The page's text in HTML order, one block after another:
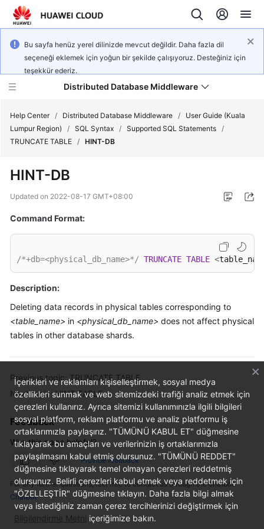
Bu sayfa henüz yerel dilinizde mevcut değildir. Daha fazla dil
seçeneği eklemek için yoğun bir şekilde çalışıyoruz. Desteğiniz için
teşekkür ederiz.
Distributed Database Middleware
Product
Service
Billing
Started
User
API
Reference
SDK
Reference
Best
Practices
Performance
White
Help Center / Distributed Database Middleware /
User Guide (Kuala
Lumpur Region)
/ SQL Syntax / Supported SQL Statements /
TRUNCATE TABLE / HINT-DB
HINT-DB
Updated on 2022-08-17 GMT+08:00
Command Format:
/*+db=<physical_db_name>*/ TRUNCATE TABLE <
Description:
Deleting data records in physical tables corresponding to
<table_name> in <physical_db_name> does not affect physical
tables in other database shards.
Previous topic: TRUNCATE TABLE
Next topic: HINT-TABLE
Feedback
Was this page helpful?
Provide feedback
For any further questions, feel free to contact us through the chatbot.
Chatbot
İçerikleri ve reklamları kişiselleştirmek, sosyal medya
özellikleri sunmak ve web sitemizdeki trafiği analiz etmek için
çerezleri kullanırız. Ayrıca sitemizi kullanımınızla ilgili bilgileri
sosyal platform, reklam platformu ve analiz platformu iş
ortaklarımızla paylaşırız. "TÜMÜNÜ KABUL ET" düğmesine
tıklayarak bu amaçları ve verilerinizin iş ortaklarımızla
paylaşılmasını kabul etmiş olursunuz. "TÜMÜNÜ REDDET"
düğmesine tıklayarak temel olmayan çerezleri reddetmiş
olursunuz. Belirli çerezleri kabul etmek veya reddetmek için
"ÖZELLEŞTİR" düğmesine tıklayın. Daha fazla bilgi almak
veya istediğiniz zaman çerez tercihlerinizi değiştirmek için
Bilgilendirme Metni içeriğimize bakın.